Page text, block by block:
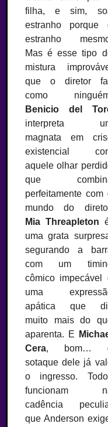
filha, e sim,
estranho porque
estranho
Mas é esse tipo
mistura
que o diretor
como
Benicio del
interpreta
magnata em
existencial
aquele olhar
que
perfeitamente com
mundo do
Mia Threapleton
uma grata
segurando a
com um
cômico impecável
uma
apática que
muito mais do
aparenta. E
Cera, bom…
sotaque dele já
o ingresso.
funcionam
cadência
que Anderson